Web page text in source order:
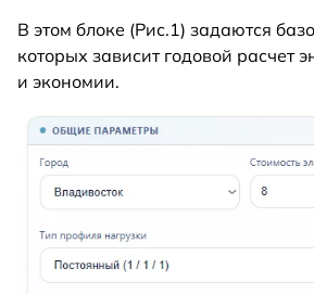
В этом блоке (Рис.1) задаются
которых зависит годовой расчет
и экономии.